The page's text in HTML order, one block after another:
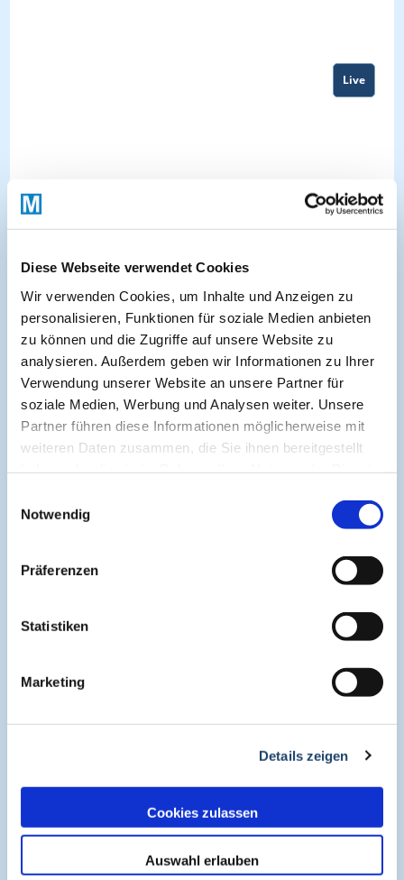
Diese Webseite verwendet Cookies
Wir verwenden Cookies, um Inhalte und Anzeigen zu
personalisieren, Funktionen für soziale Medien anbieten
zu können und die Zugriffe auf unsere Website zu
analysieren. Außerdem geben wir Informationen zu Ihrer
Verwendung unserer Website an unsere Partner für
soziale Medien, Werbung und Analysen weiter. Unsere
Partner führen diese Informationen möglicherweise mit
weiteren Daten zusammen, die Sie ihnen bereitgestellt
Notwendig
Präferenzen
Statistiken
Marketing
Details zeigen
Cookies zulassen
Auswahl erlauben
Live
About
Cogitando-GmbH
c/o CME-Verlag Medcram
Im Birnengarten 7
91077 Neunkirchen am Brand
+49 (0)9134 2290930
Online Symposien
Symposium One Health
Symposium Asthma und Allergien